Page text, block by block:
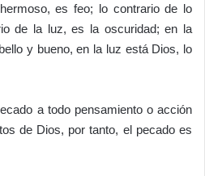
es feo; lo contrario de lo
de la luz, es la oscuridad; en la
y bueno, en la luz está Dios, lo
a todo pensamiento o acción
de Dios, por tanto, el pecado es